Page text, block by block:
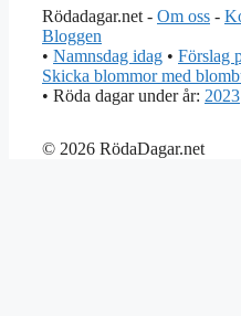
Rödadagar.net - Om oss -
Bloggen
• Namnsdag idag • Förslag
Skicka blommor med
• Röda dagar under år: 2023
© 2026 RödaDagar.net